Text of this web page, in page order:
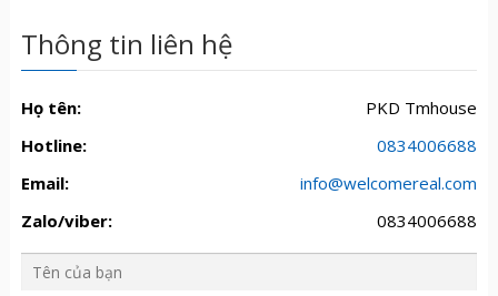
Thông tin liên hệ
Họ tên:
PKD Tmhouse
Hotline:
0834006688
Email:
info@welcomereal.com
Zalo/viber:
0834006688